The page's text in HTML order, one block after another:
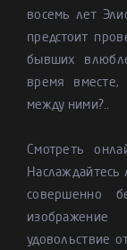
восемь лет
предстоит
бывших
время
между ними?..
Смотреть
совершенно
удовольствие